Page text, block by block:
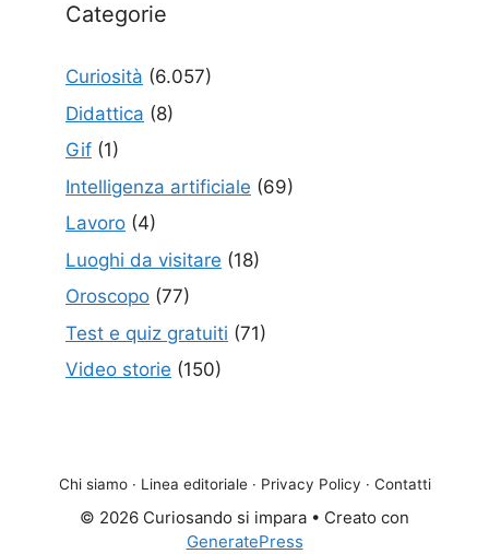
Categorie
Curiosità (6.057)
Didattica (8)
Gif (1)
Intelligenza artificiale (69)
Lavoro (4)
Luoghi da visitare (18)
Oroscopo (77)
Test e quiz gratuiti (71)
Video storie (150)
Chi siamo · Linea editoriale · Privacy Policy · Contatti
© 2026 Curiosando si impara • Creato con
GeneratePress